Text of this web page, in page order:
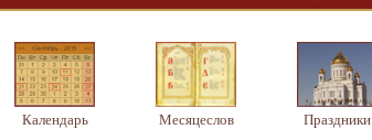
Календарь Месяцеслов Праздники